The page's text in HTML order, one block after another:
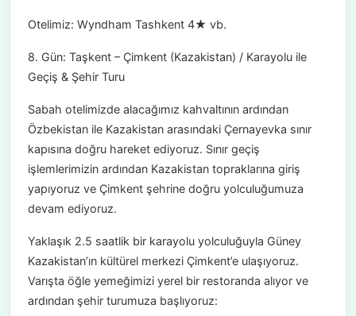
Otelimiz: Wyndham Tashkent 4★ vb.
8. Gün: Taşkent – Çimkent (Kazakistan) / Karayolu ile
Geçiş & Şehir Turu
Sabah otelimizde alacağımız kahvaltının ardından
Özbekistan ile Kazakistan arasındaki Çernayevka sınır
kapısına doğru hareket ediyoruz. Sınır geçiş
işlemlerimizin ardından Kazakistan topraklarına giriş
yapıyoruz ve Çimkent şehrine doğru yolculuğumuza
devam ediyoruz.
Yaklaşık 2.5 saatlik bir karayolu yolculuğuyla Güney
Kazakistan’ın kültürel merkezi Çimkent’e ulaşıyoruz.
Varışta öğle yemeğimizi yerel bir restoranda alıyor ve
ardından şehir turumuza başlıyoruz: